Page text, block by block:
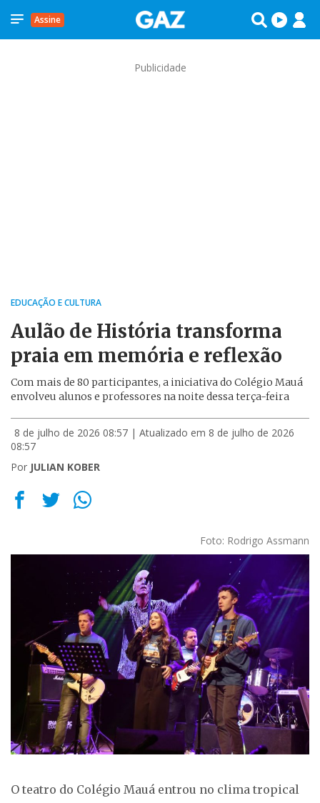
Assine
Publicidade
EDUCAÇÃO E CULTURA
Aulão de História transforma
praia em memória e reflexão
Com mais de 80 participantes, a iniciativa do Colégio Mauá
envolveu alunos e professores na noite dessa terça-feira
8 de julho de 2026 08:57 | Atualizado em 8 de julho de 2026
08:57
Por JULIAN KOBER
Foto: Rodrigo Assmann
O teatro do Colégio Mauá entrou no clima tropical